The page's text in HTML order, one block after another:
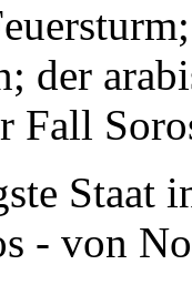
der
Fall
Staat
- von